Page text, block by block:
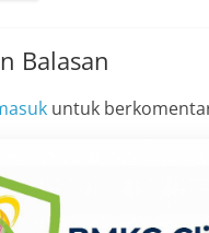
Balasan
untuk